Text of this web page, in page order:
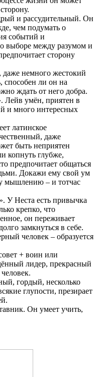
и рассудительный. Он
чем подумать о
событий и
выборе между разумом и
сторону
даже немного жестокий
способен ли он на
ждать от него добра.
Лейв умён, приятен в
и много интересных
латинское
даже
быть неприятен
копнуть глубже,
предпочитает общаться
Докажи ему свой ум
мышлению – и тотчас
У Неста есть привычка
крепко, что
он переживает
замкнуться в себе.
человек – образуется
+ воин или
лидер, прекрасный
гордый, несколько
глупости, презирает
Он умеет учить,